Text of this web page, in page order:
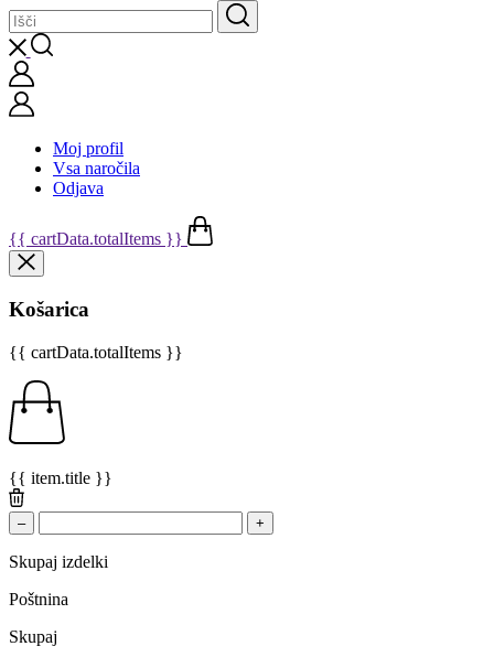
Moj profil
Vsa naročila
Odjava
{{ cartData.totalItems }}
Košarica
{{ cartData.totalItems }}
{{ item.title }}
– +
Skupaj izdelki
Poštnina
Skupaj